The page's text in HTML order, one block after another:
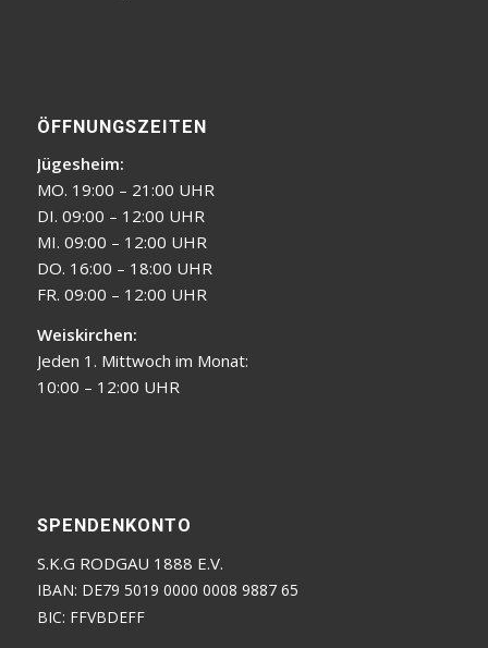
ÖFFNUNGSZEITEN
Jügesheim:
MO. 19:00 – 21:00 UHR
DI. 09:00 – 12:00 UHR
MI. 09:00 – 12:00 UHR
DO. 16:00 – 18:00 UHR
FR. 09:00 – 12:00 UHR
Weiskirchen:
Jeden 1. Mittwoch im Monat:
10:00 – 12:00 UHR
SPENDENKONTO
S.K.G RODGAU 1888 E.V.
IBAN: DE79 5019 0000 0008 9887 65
BIC: FFVBDEFF